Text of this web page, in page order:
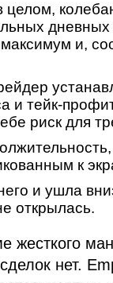
и,
и тейк-
риск для
к
и ушла
открылась.
жесткого
нет.